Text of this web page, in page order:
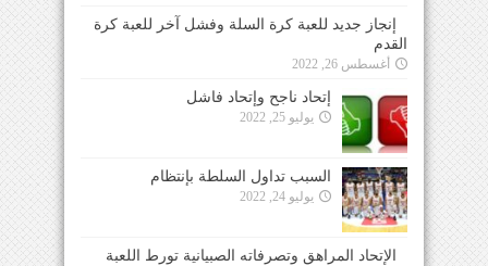
إنجاز جديد للعبة كرة السلة وفشل آخر للعبة كرة
القدم
أغسطس 26, 2022
إتحاد ناجح وإتحاد فاشل
يوليو 25, 2022
السبب تداول السلطة بإنتظام
يوليو 24, 2022
الإتحاد المراهق وتصرفاته الصبيانية تورط اللعبة